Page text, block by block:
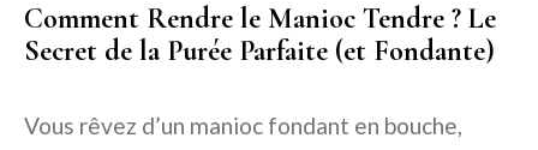
Comment Rendre le Manioc Tendre ? Le
Secret de la Purée Parfaite (et Fondante)
Vous rêvez d’un manioc fondant en bouche,